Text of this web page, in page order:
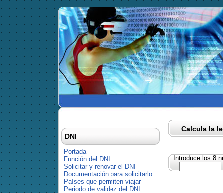
Calcula la
Introduce los 8
DNI
Portada
Función del DNI
Solicitar y renovar el DNI
Documentación para solicitarlo
Países que permiten viajar
Periodo de validez del DNI